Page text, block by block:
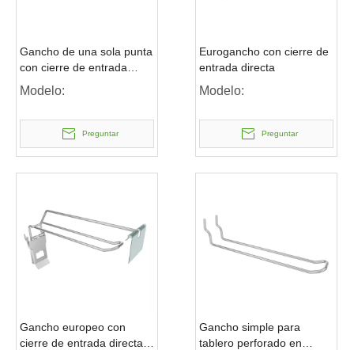
Gancho de una sola punta
con cierre de entrada
directa
Modelo:
Preguntar
Eurogancho con cierre de
entrada directa
Modelo:
Preguntar
Gancho europeo con
cierre de entrada directa y
Gancho simple para
tablero perforado en